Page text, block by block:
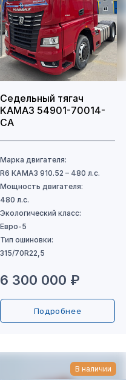
Седельный тягач
KAMAЗ 54901-70014-
CA
6 300 000 ₽
Подробнее
В наличии